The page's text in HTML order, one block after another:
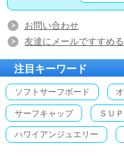
お問い合わせ
友達にメールですすめる
注目キーワード
ソフトサーフボード
サーフキャップ ＳＵＰ
ハワイアンジュエリー